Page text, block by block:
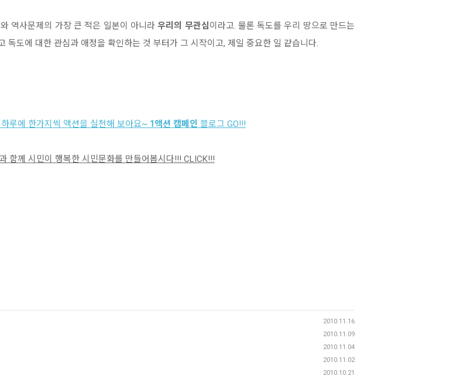
역사문제의 가장 큰 적은 일본이 아니라우리의 무관심이라고. 물론 독도를 우리 땅으로 만드는
독도에 대한 관심과 애정을 확인하는 것 부터가 그 시작이고, 제일 중요한 일 같습니다.
루에 한가지씩 액션을 실천해 보아요~ 1액션 캠페인 블로그 GO!!!
함께 시민이 행복한 시민문화를 만들어봅시다!!! CLICK!!!
2010.11.16
2010.11.09
2010.11.04
2010.11.02
2010.10.21